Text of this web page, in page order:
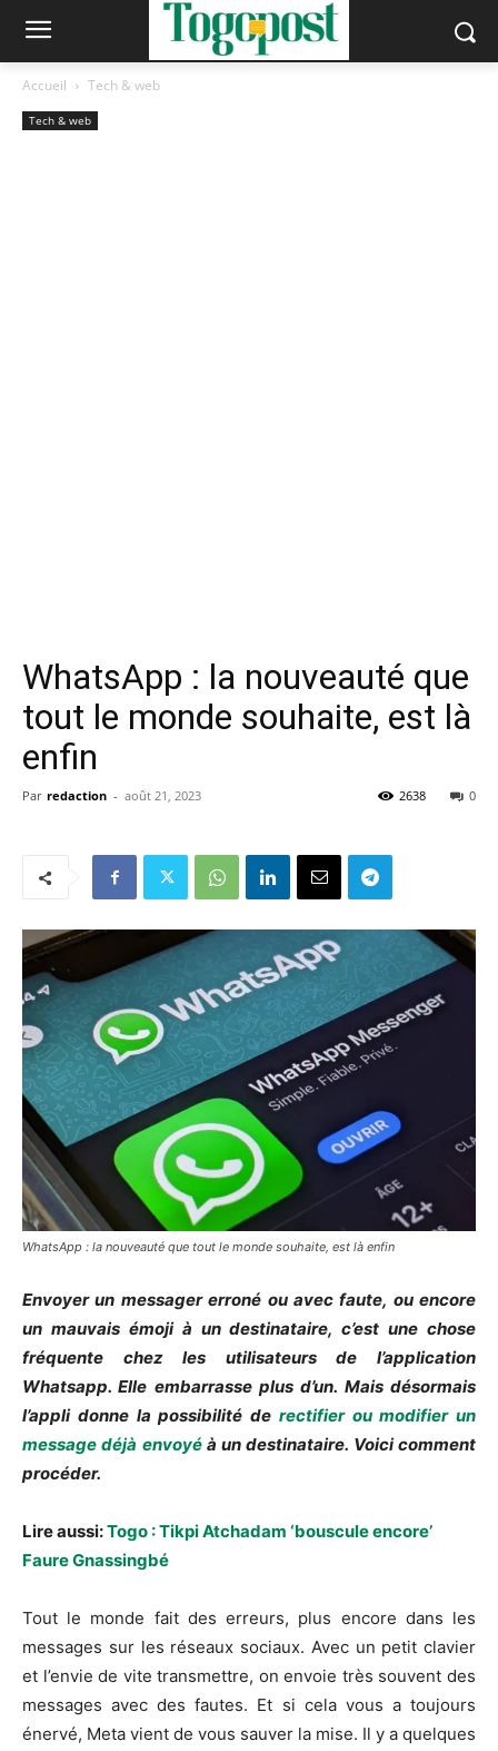
Accueil Tech & web
Tech & web
WhatsApp : la nouveauté que
tout le monde souhaite, est là
enfin
Par redaction - août 21, 2023 0
2638
WhatsApp : la nouveauté que tout le monde souhaite, est là enfin
Envoyer un messager erroné ou avec faute, ou encore
un mauvais émoji à un destinataire, c’est une chose
fréquente chez les utilisateurs de l’application
Whatsapp. Elle embarrasse plus d’un. Mais désormais
l’appli donne la possibilité de rectifier ou modifier un
message déjà envoyéà un destinataire. Voici comment
procéder.
Lire aussi:Togo : Tikpi Atchadam ‘bouscule encore’
Faure Gnassingbé
Tout le monde fait des erreurs, plus encore dans les
messages sur les réseaux sociaux. Avec un petit clavier
et l’envie de vite transmettre, on envoie très souvent des
messages avec des fautes. Et si cela vous a toujours
énervé, Meta vient de vous sauver la mise. Il y a quelques